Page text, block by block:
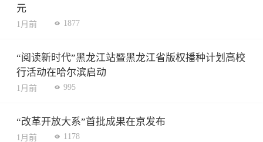
元
1月前 1877
“阅读新时代”黑龙江站暨黑龙江省版权播种计划高校
行活动在哈尔滨启动
1月前 995
“改革开放大系”首批成果在京发布
1月前 1178